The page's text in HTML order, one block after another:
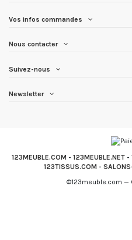
Vos infos commandes
Nous contacter
Suivez-nous
Newsletter
123MEUBLE.COM - 123MEUBLE.NET-
123TISSUS.COM -
©123meuble.com —